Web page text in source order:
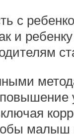
с
и